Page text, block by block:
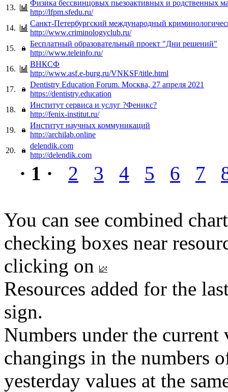
13.
Физика бессвинцовых пьезоактивных и родственных
http://lfpm.sfedu.ru/
14.
Санкт-Петербургский международный
http://www.criminologyclub.ru/
15.
Бесплатный образовательный проект "Дни решений"
http://www.teleinfo.ru/
16.
ВНКСФ
http://www.asf.e-burg.ru/VNKSF/title.html
17.
Dentistry Education Forum. Москва, 27 апреля 2021
https://dentistry.education
18.
Институт сервиса и услуг ?Феникс?
http://fenix-institut.ru/
19.
Институт научных коммуникаций
http://archilab.online
20.
delendik.com
http://delendik.com
· 1 · 2 3 4 5 6 7
You can see combined
checking boxes near
clicking on
Resources added for the
sign.
Numbers under the
changings in the numbers
yesterday values at the